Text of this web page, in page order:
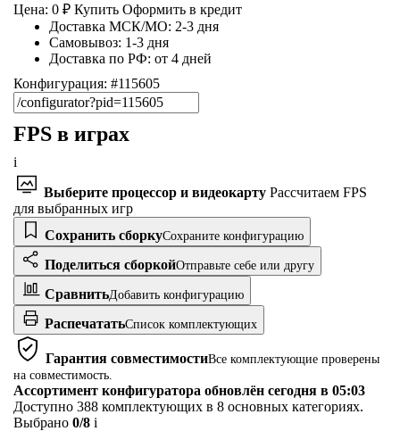
Цена: 0 ₽ Купить Оформить в кредит
Доставка МСК/МО: 2-3 дня
Самовывоз: 1-3 дня
Доставка по РФ: от 4 дней
Конфигурация: #115605
FPS в играх
i
Выберите процессор и видеокарту Рассчитаем FPS
для выбранных игр
Сохранить сборкуСохраните конфигурацию
Поделиться сборкойОтправьте себе или другу
СравнитьДобавить конфигурацию
РаспечататьСписок комплектующих
Гарантия совместимостиВсе комплектующие проверены
на совместимость.
Ассортимент конфигуратора обновлён сегодня в 05:03
Доступно 388 комплектующих в 8 основных категориях.
Выбрано 0/8 i